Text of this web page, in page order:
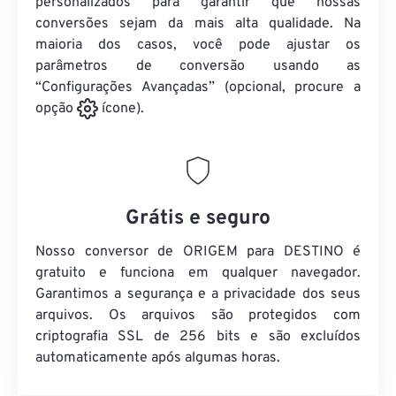
conversões sejam da mais alta qualidade. Na
maioria dos casos, você pode ajustar os
parâmetros de conversão usando as
“Configurações Avançadas” (opcional, procure a
opção
ícone).
Grátis e seguro
Nosso conversor de ORIGEM para DESTINO é
gratuito e funciona em qualquer navegador.
Garantimos a segurança e a privacidade dos seus
arquivos. Os arquivos são protegidos com
criptografia SSL de 256 bits e são excluídos
automaticamente após algumas horas.